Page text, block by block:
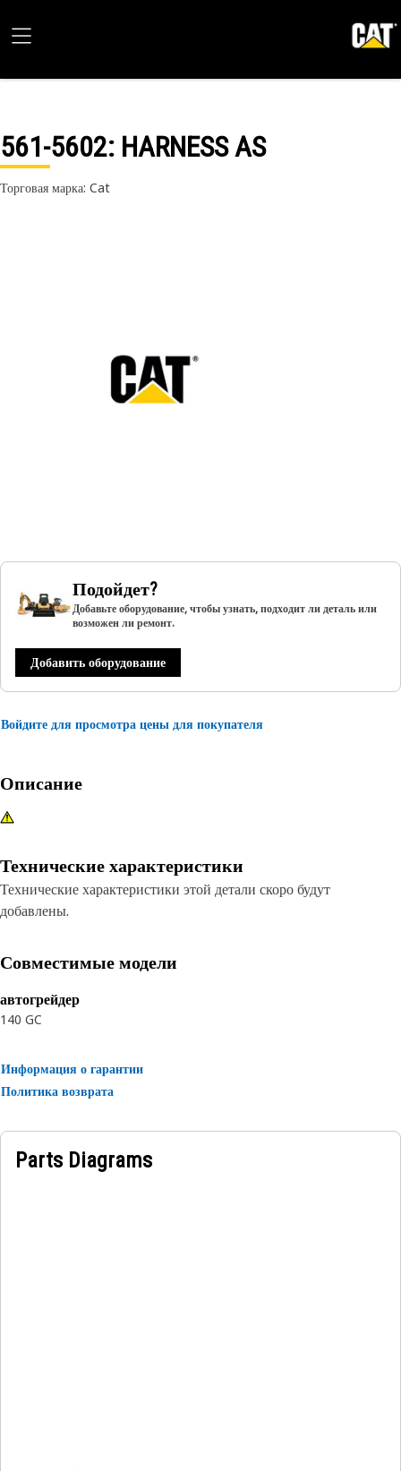
561-5602: HARNESS AS
Торговая марка: Cat
Подойдет?
Добавьте оборудование, чтобы узнать, подходит ли деталь или
возможен ли ремонт.
Добавить оборудование
Войдите для просмотра цены для покупателя
Описание
Технические характеристики
Технические характеристики этой детали скоро будут
добавлены.
Совместимые модели
автогрейдер
140 GC
Информация о гарантии
Политика возврата
Parts Diagrams